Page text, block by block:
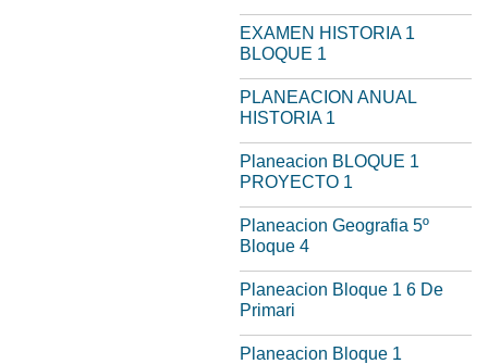
EXAMEN HISTORIA 1
BLOQUE 1
PLANEACION ANUAL
HISTORIA 1
Planeacion BLOQUE 1
PROYECTO 1
Planeacion Geografia 5º
Bloque 4
Planeacion Bloque 1 6 De
Primari
Planeacion Bloque 1